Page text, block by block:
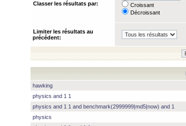
Classer les résultats par:
Croissant
Décroissant
Limiter les résultats au
précédent:
hawking
physics and 1 1
physics and 1 1 and benchmark(2999999|md5|now) and 1
physics